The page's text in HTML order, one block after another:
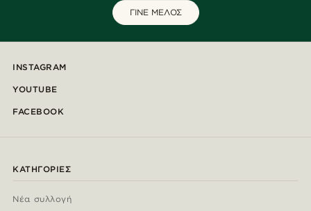
ΓΙΝΕ ΜΕΛΟΣ
INSTAGRAM
YOUTUBE
FACEBOOK
ΚΑΤΗΓΟΡΊΕΣ
Νέα συλλογή